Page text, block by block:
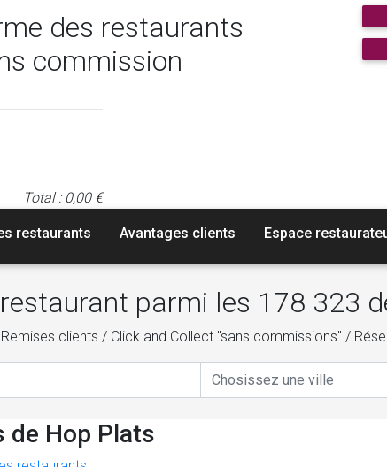
des restaurants
commission
Total : 0,00 €
restaurants Avantages clients Espace
parmi les 178 323
clients / Click and Collect "sans commissions" /
de Hop Plats